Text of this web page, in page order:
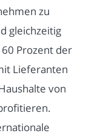
zu
gleichzeitig
Prozent der
Lieferanten
von